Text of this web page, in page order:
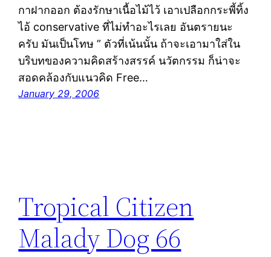
กาฝากออก ต้องรักษาเนื้อไม้ไว้ เอาเปลือกกระพี้ทิ้ง
ไอ้ conservative ที่ไม่ทำอะไรเลย อันตรายนะ
ครับ มันเป็นโทษ ” ตัวที่เน้นนั้น ถ้าจะเอามาใส่ใน
บริบทของความคิดสร้างสรรค์ นวัตกรรม ก็น่าจะ
สอดคล้องกับแนวคิด Free…
January 29, 2006
Tropical Citizen
Malady Dog 66